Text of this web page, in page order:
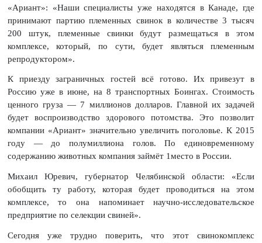
«Ариант»: «Наши специалисты уже находятся в Канаде, где
принимают партию племенных свинок в количестве 3 тысяч
200 штук, племенные свинки будут размещаться в этом
комплексе, который, по сути, будет являться племенным
репродуктором».
К приезду заграничных гостей всё готово. Их привезут в
Россию уже в июне, на 8 транспортных Боингах. Стоимость
ценного груза — 7 миллионов долларов. Главной их задачей
будет воспроизводство здорового потомства. Это позволит
компании «Ариант» значительно увеличить поголовье. К 2015
году — до полумиллиона голов. По единовременному
содержанию животных компания займёт 1место в России.
Михаил Юревич, губернатор Челябинской области: «Если
обобщить ту работу, которая будет проводиться на этом
комплексе, то она напоминает научно-исследовательское
предприятие по селекции свиней».
Сегодня уже трудно поверить, что этот свинокомплекс